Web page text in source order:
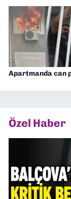
Apartmanda can
Özel Haber